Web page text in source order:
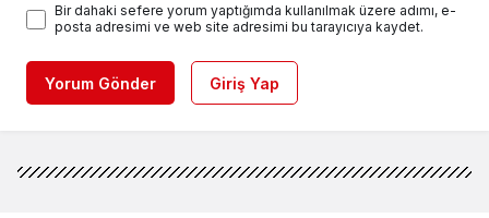
Bir dahaki sefere yorum yaptığımda kullanılmak üzere adımı, e-
posta adresimi ve web site adresimi bu tarayıcıya kaydet.
Yorum Gönder Giriş Yap